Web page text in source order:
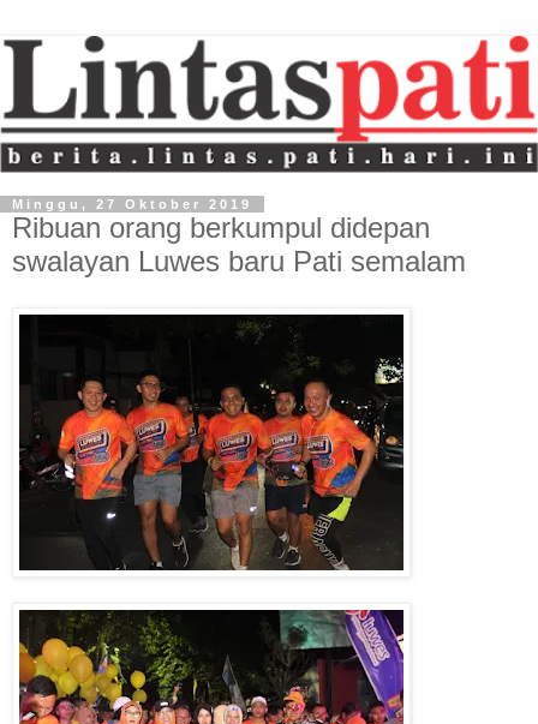
Minggu, 27 Oktober 2019
Ribuan orang berkumpul didepan
swalayan Luwes baru Pati semalam